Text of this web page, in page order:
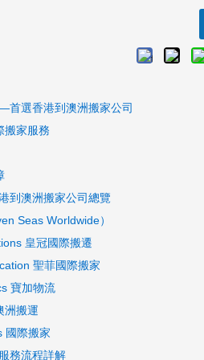
選香港到澳洲搬家公司
搬家服務
到澳洲搬家公司總覽
Seas Worldwide）
皇冠國際搬遷
聖菲國際搬家
寶加物流
洲搬運
國際搬家
務流程詳解